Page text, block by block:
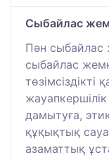
Сыбайлас
Пән
сыбайлас
дамытуға,
құқықтық
азаматтық